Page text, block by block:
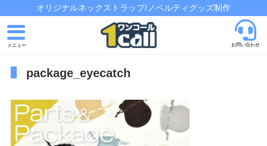
オリジナルネックストラップ/ノベルティグッズ制作
お問い合わせ
トップページ
発注の流れ
制作実績
package_eyecatch